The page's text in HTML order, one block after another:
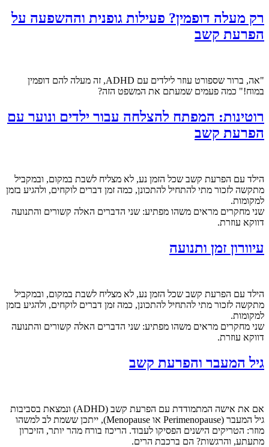
רק מעלה דופמין? פעילות גופנית וההשפעה על
הפרעת קשב
"אה, ברור שספורט עוזר לילדים עם ADHD, זה מעלה להם דופמין
במוח!" כמה פעמים שמעתם את המשפט הזה?
רוטינות: המפתח להצלחה עבור ילדים ונוער עם
הפרעת קשב
הילד עם הפרעת קשב שכל הזמן נע, לא מצליח לשבת במקום, ובמקביל
מתקשה לזכור מתי להתחיל להתכונן, כמה זמן דברים לוקחים, ולהגיע בזמן
למקומות.
שני מחקרים מראים משהו מפתיע: שני הדברים האלה קשורים והתנועה
דווקא עוזרת.
עיוורון זמן ותנועה
הילד עם הפרעת קשב שכל הזמן נע, לא מצליח לשבת במקום, ובמקביל
מתקשה לזכור מתי להתחיל להתכונן, כמה זמן דברים לוקחים, ולהגיע בזמן
למקומות.
שני מחקרים מראים משהו מפתיע: שני הדברים האלה קשורים והתנועה
דווקא עוזרת.
גיל המעבר והפרעת קשב
אם את אישה המתמודדת עם הפרעת קשב (ADHD) ונמצאת בסביבות
גיל המעבר (Perimenopause או Menopause), ייתכן ששמת לב למשהו
מוזר: הטריקים הישנים הפסיקו לעבוד. הריכוז בורח מהר יותר, הזיכרון
מתעתע, והרגשות? הם ברכבת הרים.